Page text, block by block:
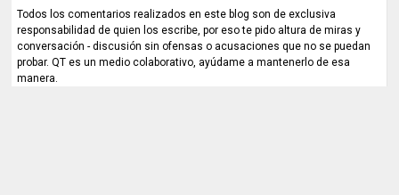
Todos los comentarios realizados en este blog son de exclusiva
responsabilidad de quien los escribe, por eso te pido altura de miras y
conversación - discusión sin ofensas o acusaciones que no se puedan
probar. QT es un medio colaborativo, ayúdame a mantenerlo de esa
manera.